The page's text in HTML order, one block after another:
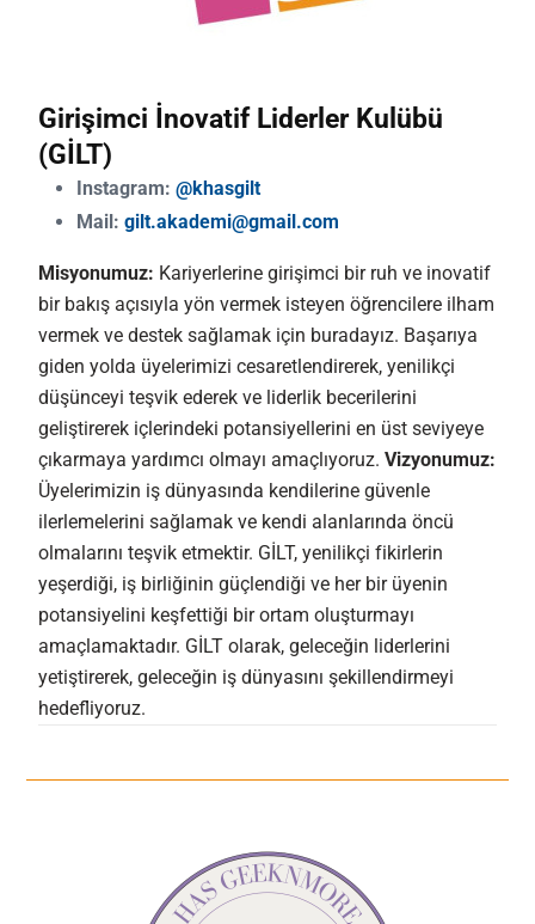
Girişimci İnovatif Liderler Kulübü
(GİLT)
Instagram: @khasgilt
Mail: gilt.akademi@gmail.com
Misyonumuz: Kariyerlerine girişimci bir ruh ve inovatif
bir bakış açısıyla yön vermek isteyen öğrencilere ilham
vermek ve destek sağlamak için buradayız. Başarıya
giden yolda üyelerimizi cesaretlendirerek, yenilikçi
düşünceyi teşvik ederek ve liderlik becerilerini
geliştirerek içlerindeki potansiyellerini en üst seviyeye
çıkarmaya yardımcı olmayı amaçlıyoruz. Vizyonumuz:
Üyelerimizin iş dünyasında kendilerine güvenle
ilerlemelerini sağlamak ve kendi alanlarında öncü
olmalarını teşvik etmektir. GİLT, yenilikçi fikirlerin
yeşerdiği, iş birliğinin güçlendiği ve her bir üyenin
potansiyelini keşfettiği bir ortam oluşturmayı
amaçlamaktadır. GİLT olarak, geleceğin liderlerini
yetiştirerek, geleceğin iş dünyasını şekillendirmeyi
hedefliyoruz.